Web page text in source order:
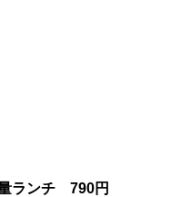
ランチ 790円